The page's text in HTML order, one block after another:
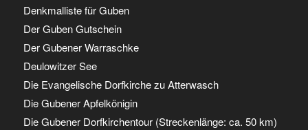
Denkmalliste für Guben
Der Guben Gutschein
Der Gubener Warraschke
Deulowitzer See
Die Evangelische Dorfkirche zu Atterwasch
Die Gubener Apfelkönigin
Die Gubener Dorfkirchentour (Streckenlänge: ca. 50 km)